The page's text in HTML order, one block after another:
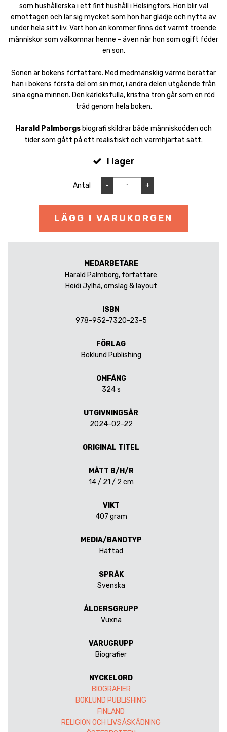
som hushållerska i ett fint hushåll i Helsingfors. Hon blir väl
emottagen och lär sig mycket som hon har glädje och nytta av
under hela sitt liv. Vart hon än kommer finns det varmt troende
människor som välkomnar henne - även när hon som ogift föder
en son.
Sonen är bokens författare. Med medmänsklig värme berättar
han i bokens första del om sin mor, i andra delen utgående från
sina egna minnen. Den kärleksfulla, kristna tron går som en röd
tråd genom hela boken.
Harald Palmborgsbiografi skildrar både människoöden och
tider som gått på ett realistiskt och varmhjärtat sätt.
I lager
Antal - +
LÄGG I VARUKORGEN
MEDARBETARE
Harald Palmborg, författare
Heidi Jylhä, omslag & layout
ISBN
978-952-7320-23-5
FÖRLAG
Boklund Publishing
OMFÅNG
324 s
UTGIVNINGSÅR
2024-02-22
ORIGINAL TITEL
MÅTT B/H/R
14 / 21 / 2 cm
VIKT
407 gram
MEDIA/BANDTYP
Häftad
SPRÅK
Svenska
ÅLDERSGRUPP
Vuxna
VARUGRUPP
Biografier
NYCKELORD
BIOGRAFIER
BOKLUND PUBLISHING
FINLAND
RELIGION OCH LIVSÅSKÅDNING